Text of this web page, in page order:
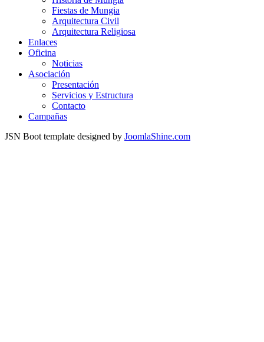
Fiestas de Mungia
Arquitectura Civil
Arquitectura Religiosa
Enlaces
Oficina
Noticias
Asociación
Presentación
Servicios y Estructura
Contacto
Campañas
JSN Boot template designed by JoomlaShine.com